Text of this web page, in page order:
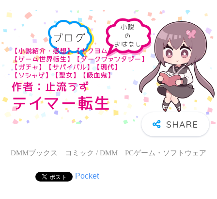
DMMブックス コミック / DMM PCゲーム・ソフトウェア
Pocket